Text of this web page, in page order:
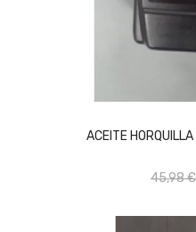
ACEITE
45,98 €